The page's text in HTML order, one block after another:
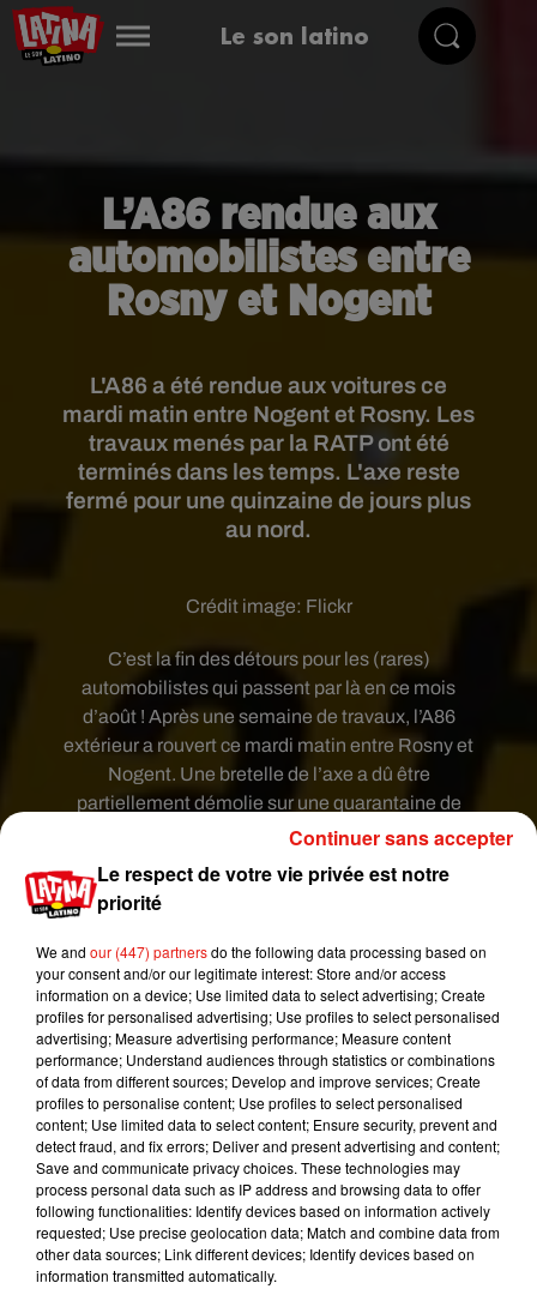
Le son latino
L’A86 rendue aux
automobilistes entre
Rosny et Nogent
Publié : 14 août 2018 à 7h04 par Virgil Bauchaud
L'A86 a été rendue aux voitures ce
mardi matin entre Nogent et Rosny. Les
travaux menés par la RATP ont été
terminés dans les temps. L'axe reste
fermé pour une quinzaine de jours plus
au nord.
Crédit image: Flickr
C’est la fin des détours pour les (rares)
automobilistes qui passent par là en ce mois
d’août ! Après une semaine de travaux, l’A86
extérieur a rouvert ce mardi matin entre Rosny et
Nogent. Une bretelle de l’axe a dû être
partiellement démolie sur une quarantaine de
mètres. Une dalle de béton a été installée en vue
En revanche, la portion de l’A86 entre Bobigny et
La Courneuve reste fermée dans les deux sens
jusqu’au 28 août.
Mundo Latino
Guatemala : l'éruption du volcan
de Fuego est terminée
Le fourmilier géant fait son retour
en Argentine, et en pleine...
Le respect de votre vie privée est notre
priorité
We and our (447) partnersdo the following data processing based on
your consent and/or our legitimate interest: Store and/or access
information on a device; Use limited data to select advertising; Create
profiles for personalised advertising; Use profiles to select personalised
advertising; Measure advertising performance; Measure content
performance; Understand audiences through statistics or combinations
of data from different sources; Develop and improve services; Create
profiles to personalise content; Use profiles to select personalised
content; Use limited data to select content; Ensure security, prevent and
detect fraud, and fix errors; Deliver and present advertising and content;
Save and communicate privacy choices. These technologies may
process personal data such as IP address and browsing data to offer
following functionalities: Identify devices based on information actively
requested; Use precise geolocation data; Match and combine data from
other data sources; Link different devices; Identify devices based on
information transmitted automatically.
Continuer sans accepter